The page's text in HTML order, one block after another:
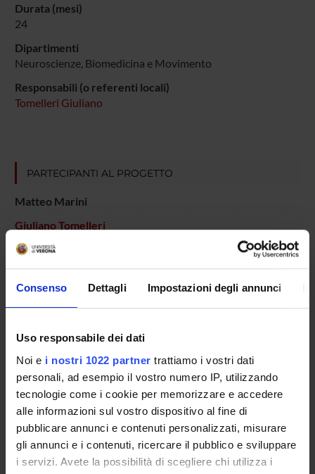
Consenso Dettagli Impostazioni degli annunci
Uso responsabile dei dati
Noi e i nostri 1022 partner trattiamo i vostri dati
personali, ad esempio il vostro numero IP, utilizzando
tecnologie come i cookie per memorizzare e accedere
alle informazioni sul vostro dispositivo al fine di
pubblicare annunci e contenuti personalizzati, misurare
gli annunci e i contenuti, ricercare il pubblico e sviluppare
i servizi. Avete la possibilità di scegliere chi utilizza i
Durata (mesi)
24
Dipartimenti
Neuroscienze, Biomedicina e Movimento
Responsabili (o referenti locali)
Tomelleri Giuliano
PARTECIPANTI AL PROGETTO
Matteo Marini
Giuliano Tomelleri
Gaetano Nicola Vattemi
Professore associato
COLLABORATORI ESTERNI
Paola Tonin
Azienda Ospedaliera di Verona Dirigente Medico
SEZIONI
Neurologia